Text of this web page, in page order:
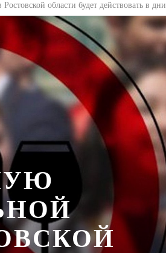
области будет действовать в